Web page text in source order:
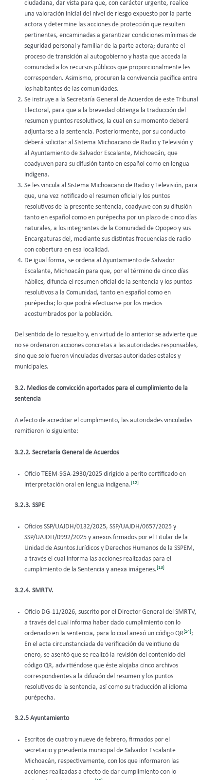
ciudadana, dar vista para que, con carácter urgente, realice
una valoración inicial del nivel de riesgo expuesto por la parte
actora y determine las acciones de protección que resulten
pertinentes, encaminadas a garantizar condiciones mínimas de
seguridad personal y familiar de la parte actora; durante el
proceso de transición al autogobierno y hasta que acceda la
comunidad a los recursos públicos que proporcionalmente les
corresponden. Asimismo, procuren la convivencia pacífica entre
los habitantes de las comunidades.
Se instruye a la Secretaría General de Acuerdos de este Tribunal
Electoral, para que a la brevedad obtenga la traducción del
resumen y puntos resolutivos, la cual en su momento deberá
adjuntarse a la sentencia. Posteriormente, por su conducto
deberá solicitar al Sistema Michoacano de Radio y Televisión y
al Ayuntamiento de Salvador Escalante, Michoacán, que
coadyuven para su difusión tanto en español como en lengua
indígena.
Se les vincula al Sistema Michoacano de Radio y Televisión, para
que, una vez notificado el resumen oficial y los puntos
resolutivos de la presente sentencia, coadyuve con su difusión
tanto en español como en purépecha por un plazo de cinco días
naturales, a los integrantes de la Comunidad de Opopeo y sus
Encargaturas del, mediante sus distintas frecuencias de radio
con cobertura en esa localidad.
De igual forma, se ordena al Ayuntamiento de Salvador
Escalante, Michoacán para que, por el término de cinco días
hábiles, difunda el resumen oficial de la sentencia y los puntos
resolutivos a la Comunidad, tanto en español como en
purépecha; lo que podrá efectuarse por los medios
acostumbrados por la población.
Del sentido de lo resuelto y, en virtud de lo anterior se advierte que
no se ordenaron acciones concretas a las autoridades responsables,
sino que solo fueron vinculadas diversas autoridades estales y
municipales.
3.2. Medios de convicción aportados para el cumplimiento de la
sentencia
A efecto de acreditar el cumplimiento, las autoridades vinculadas
remitieron lo siguiente:
3.2.2. Secretaría General de Acuerdos
Oficio TEEM-SGA-2930/2025 dirigido a perito certificado en
interpretación oral en lengua indígena.[12]
3.2.3. SSPE
Oficios SSP/UAJDH/0132/2025, SSP/UAJDH/0657/2025 y
SSP/UAJDH/0992/2025 y anexos firmados por el Titular de la
Unidad de Asuntos Jurídicos y Derechos Humanos de la SSPEM,
a través el cual informa las acciones realizadas para el
cumplimiento de la Sentencia y anexa imágenes.[13]
3.2.4. SMRTV.
Oficio DG-11/2026, suscrito por el Director General del SMRTV,
a través del cual informa haber dado cumplimiento con lo
ordenado en la sentencia, para lo cual anexó un código QR[14];
En el acta circunstanciada de verificación de veintiuno de
enero, se asentó que se realizó la revisión del contenido del
código QR, advirtiéndose que éste alojaba cinco archivos
correspondientes a la difusión del resumen y los puntos
resolutivos de la sentencia, así como su traducción al idioma
purépecha.
3.2.5 Ayuntamiento
Escritos de cuatro y nueve de febrero, firmados por el
secretario y presidenta municipal de Salvador Escalante
Michoacán, respectivamente, con los que informaron las
acciones realizadas a efecto de dar cumplimiento con lo